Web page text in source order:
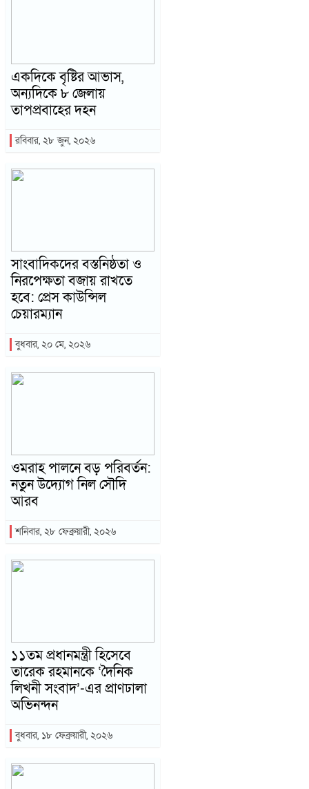
একদিকে বৃষ্টির আভাস,
অন্যদিকে ৮ জেলায়
তাপপ্রবাহের দহন
রবিবার, ২৮ জুন, ২০২৬
সাংবাদিকদের বস্তনিষ্ঠতা ও
নিরপেক্ষতা বজায় রাখতে
হবে: প্রেস কাউন্সিল
চেয়ারম্যান
বুধবার, ২০ মে, ২০২৬
ওমরাহ পালনে বড় পরিবর্তন:
নতুন উদ্যোগ নিল সৌদি
আরব
শনিবার, ২৮ ফেব্রুয়ারী, ২০২৬
১১তম প্রধানমন্ত্রী হিসেবে
তারেক রহমানকে ‘দৈনিক
লিখনী সংবাদ’-এর প্রাণঢালা
অভিনন্দন
বুধবার, ১৮ ফেব্রুয়ারী, ২০২৬